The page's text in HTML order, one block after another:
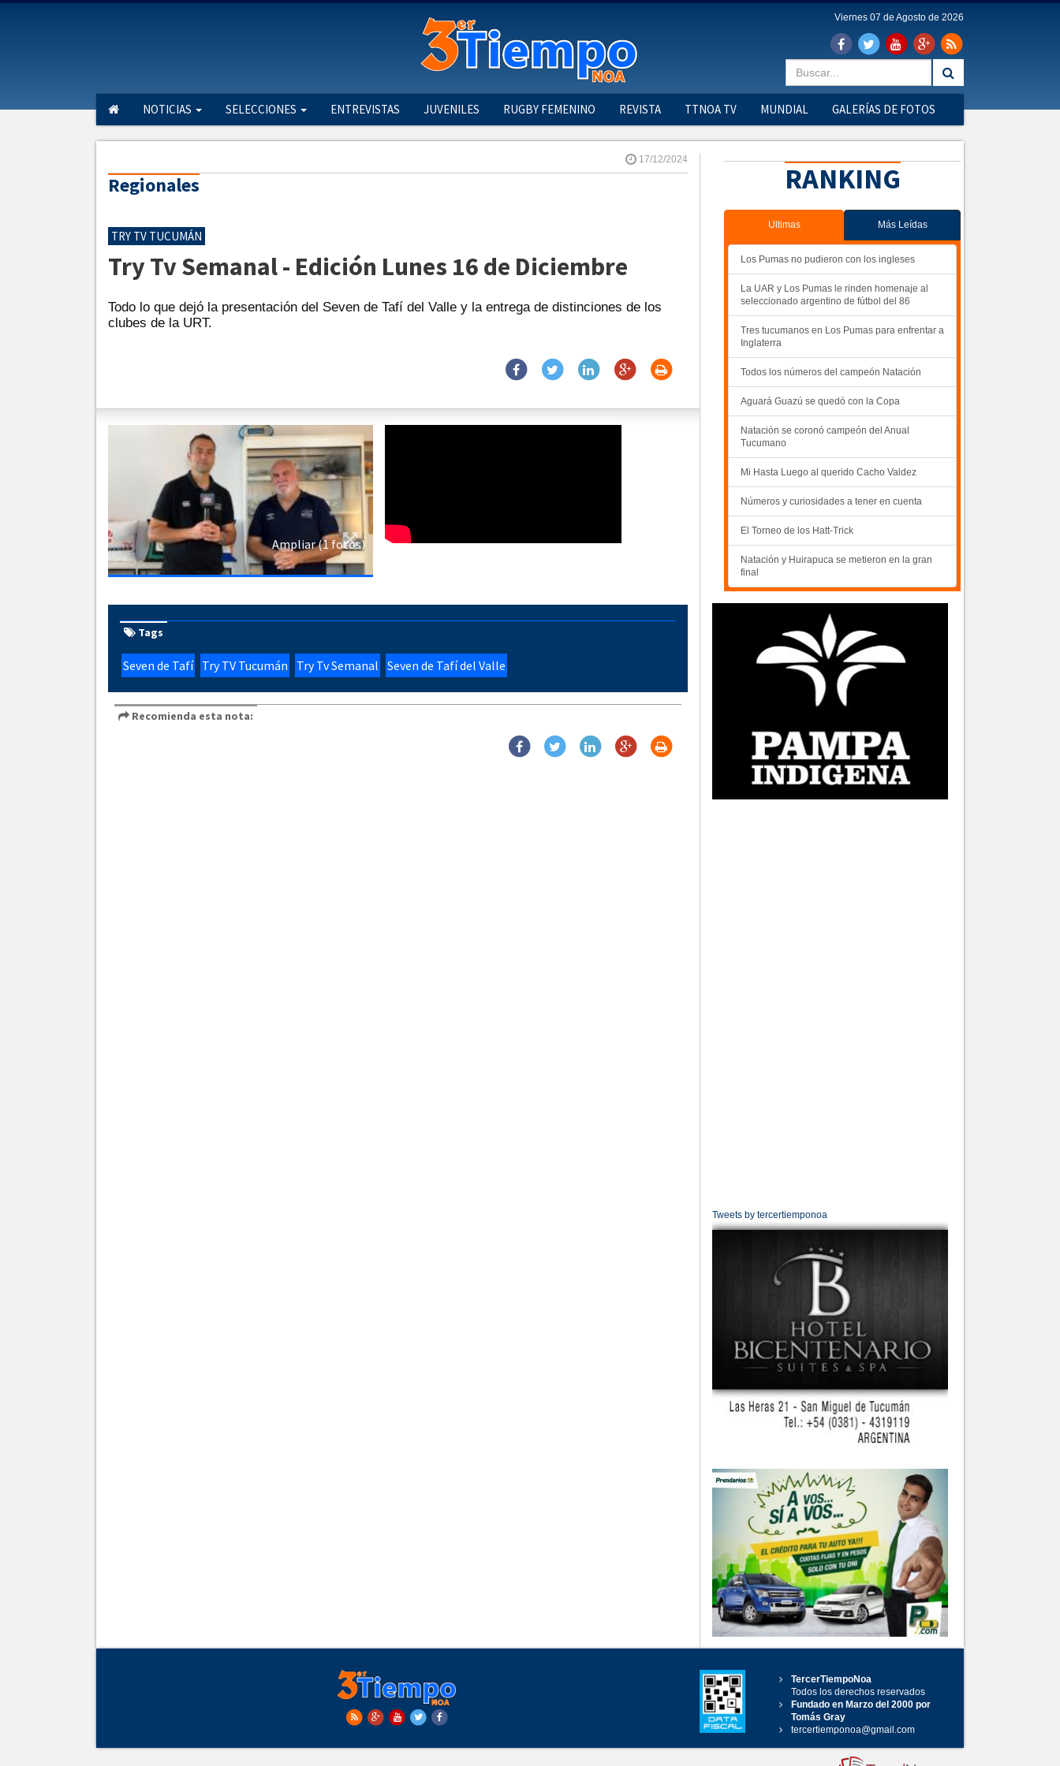
Viernes 07 de Agosto de 2026
NOTICIAS SELECCIONES ENTREVISTAS JUVENILES RUGBY FEMENINO REVISTA TTNOA TV MUNDIAL GALERÍAS DE FOTOS
17/12/2024
Regionales
TRY TV TUCUMÁN
Try Tv Semanal - Edición Lunes 16 de Diciembre
Todo lo que dejó la presentación del Seven de Tafí del Valle y la entrega de distinciones de los
clubes de la URT.
Ampliar (1 fotos)
Tags
Seven de Tafí Try TV Tucumán Try Tv Semanal Seven de Tafí del Valle
Recomienda esta nota:
RANKING
Ultimas Más Leídas
Los Pumas no pudieron con los ingleses
La UAR y Los Pumas le rinden homenaje al
seleccionado argentino de fútbol del 86
Tres tucumanos en Los Pumas para enfrentar a
Inglaterra
Todos los números del campeón Natación
Aguará Guazú se quedó con la Copa
Natación se coronó campeón del Anual
Tucumano
Mi Hasta Luego al querido Cacho Valdez
Números y curiosidades a tener en cuenta
El Torneo de los Hatt-Trick
Natación y Huirapuca se metieron en la gran
final
Tweets by tercertiemponoa
TercerTiempoNoa
Todos los derechos reservados
Fundado en Marzo del 2000 por
Tomás Gray
tercertiemponoa@gmail.com